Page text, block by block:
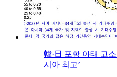
韓·日 포함 아태 고
시아 최고’